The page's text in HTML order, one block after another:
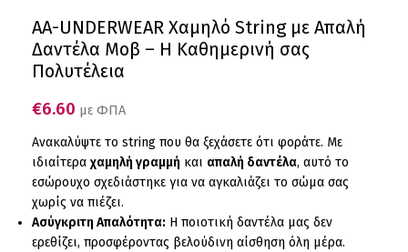
AA-UNDERWEAR Χαμηλό String με Απαλή
Δαντέλα Μοβ – Η Καθημερινή σας
Πολυτέλεια
€6.60 με ΦΠΑ
Ανακαλύψτε το string που θα ξεχάσετε ότι φοράτε. Με
ιδιαίτερα χαμηλή γραμμή και απαλή δαντέλα, αυτό το
εσώρουχο σχεδιάστηκε για να αγκαλιάζει το σώμα σας
χωρίς να πιέζει.
Ασύγκριτη Απαλότητα: Η ποιοτική δαντέλα μας δεν
ερεθίζει, προσφέροντας βελούδινη αίσθηση όλη μέρα.